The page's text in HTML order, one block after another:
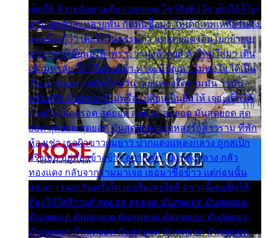
เด็กใต้ ลีวายส์อย่างเดียว อยากจะโชว์ถึงหิวโซ เด็กใต้ก็ไม่
หวั่น ตกตัวละหลายพัน กัดฟันซื้อมา ให้เด็กเทพเหลียวมอง
และต้องรู้ว่า เด็กใต้ไม่ธรรมดา แต่สุดยอด เดินโยกย้ายเย
ยวน กวนโอ๊ยพอได้ เพราะว่านุ่งลีวายส์ ตัวใหม่ใส่มา เดิน
เข้ามหาลัย จิ๊กโก๊มองหน้า ท่าจะมีปัญหา ไม่พอใจ ได้เป็น
เรื่องแน่นอน แต่ฉันไม่หวั่น เลยแหลงใต้ถามมัน ว่ามัน
พรั่นพรือ มันตอบว่าไม่พรื่อ เปลี่ยนเป็นยิ้มให้ เจอะเด็กใต้
ด้วยกัน ก็เลยรอด สุดยอด สุดยอด สุดยอด มันสุดยอด สุด
ยอด สุดยอด สุดยอด มันสุดยอด แอบหลงรักสาวราม ที่พัก
ห้องเช่า เธอผิวขาวผมยาว ปากแดงแหลงกลาง ถูกสเป็ก
จริงเธอ อยู่ห้องข้างข้าง อยากเข้าไปแหลงกลาง กลัว
ทองแดง กลับจากรามมาเจอ เธอมาซื้อข้าว แต่ก่อนนั้น
สองเรา เจอะกันครั้งใด เธอไม่เคยไยดี คราวนี้เธอยิ้มให้
ต้องให้ใส่ลีวายส์ สุดยอด สุดยอด มันสุดยอด มันสุดยอด
มันสุดยอด มันสุดยอด มันสุดยอด มันสุดยอด มันสุดยอด
มันสุดยอด มันสุดยอด มันสุดยอด มันสุดยอด มันสุดยอด